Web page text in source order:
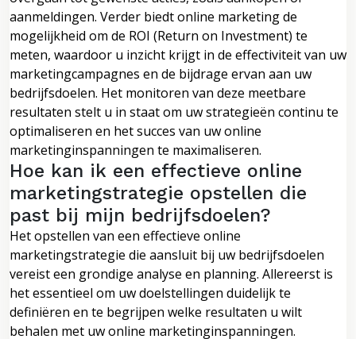
aanmeldingen. Verder biedt online marketing de
mogelijkheid om de ROI (Return on Investment) te
meten, waardoor u inzicht krijgt in de effectiviteit van uw
marketingcampagnes en de bijdrage ervan aan uw
bedrijfsdoelen. Het monitoren van deze meetbare
resultaten stelt u in staat om uw strategieën continu te
optimaliseren en het succes van uw online
marketinginspanningen te maximaliseren.
Hoe kan ik een effectieve online
marketingstrategie opstellen die
past bij mijn bedrijfsdoelen?
Het opstellen van een effectieve online
marketingstrategie die aansluit bij uw bedrijfsdoelen
vereist een grondige analyse en planning. Allereerst is
het essentieel om uw doelstellingen duidelijk te
definiëren en te begrijpen welke resultaten u wilt
behalen met uw online marketinginspanningen.